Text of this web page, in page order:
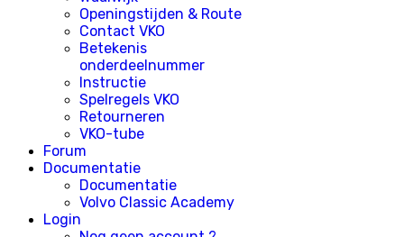
Openingstijden & Route
Contact VKO
Betekenis
onderdeelnummer
Instructie
Spelregels VKO
Retourneren
VKO-tube
Forum
Documentatie
Documentatie
Volvo Classic Academy
Login